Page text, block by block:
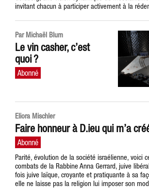
invitant chacun à participer activement à la
Par Michaël Blum
Le vin casher, c’est
quoi ?
Eliora Mischler
Faire honneur à D.ieu qui m’a
Parité, évolution de la société israélienne, voici
combats de la Rabbine Anna Gerrard, juive
fois juive laïque, croyante et pratiquante à sa
elle ne laisse pas la religion lui imposer son